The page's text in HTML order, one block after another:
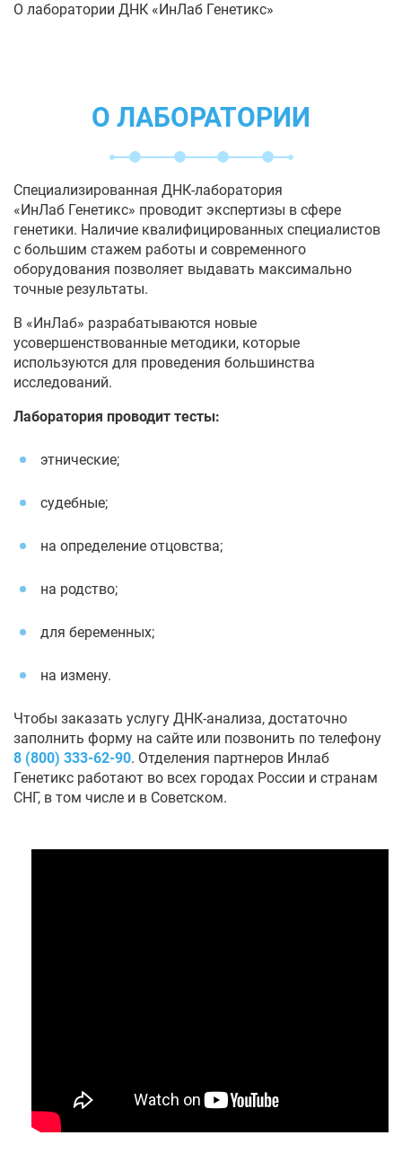
О лаборатории ДНК «ИнЛаб Генетикс»
О ЛАБОРАТОРИИ
Специализированная ДНК-лаборатория
«ИнЛаб Генетикс» проводит экспертизы в сфере
генетики. Наличие квалифицированных специалистов
с большим стажем работы и современного
оборудования позволяет выдавать максимально
точные результаты.
В «ИнЛаб» разрабатываются новые
усовершенствованные методики, которые
используются для проведения большинства
исследований.
Лаборатория проводит тесты:
этнические;
судебные;
на определение отцовства;
на родство;
для беременных;
на измену.
Чтобы заказать услугу ДНК-анализа, достаточно
заполнить форму на сайте или позвонить по телефону
8 (800) 333-62-90. Отделения партнеров Инлаб
Генетикс работают во всех городах России и странам
СНГ, в том числе и в Советском.